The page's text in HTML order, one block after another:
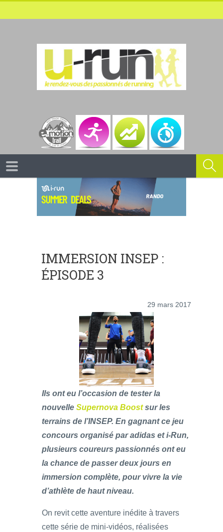
IMMERSION INSEP :
ÉPISODE 3
29 mars 2017
Ils ont eu l’occasion de tester la
nouvelle Supernova Boostsur les
terrains de l’INSEP. En gagnant ce jeu
concours organisé par adidas et i-Run,
plusieurs coureurs passionnés ont eu
la chance de passer deux jours en
immersion complète, pour vivre la vie
d’athlète de haut niveau.
On revit cette aventure inédite à travers
cette série de mini-vidéos, réalisées